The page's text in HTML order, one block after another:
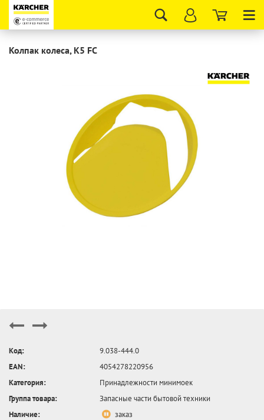
Колпак колеса, K5 FC
Код:
9.038-444.0
EAN:
4054278220956
Категория:
Принадлежности минимоек
Группа товара:
Запасные части бытовой техники
Наличие:
заказ